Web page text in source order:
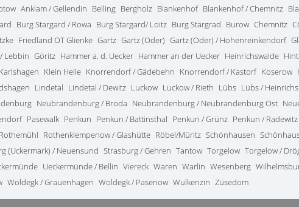
Anklam / Gellendin Belling Bergholz Blankenhof Blankenhof / Chemnitz
Burg Stargard / Rowa Burg Stargard/ Loitz Burg Stargrad Burow Chemnitz
Friedland OT Glienke Gartz Gartz (Oder) Gartz (Oder) / Hohenreinkendorf
Lebbin Göritz Hammer a. d. Uecker Hammer an der Uecker Heinrichswalde
Karlshagen Klein Helle Knorrendorf / Gädebehn Knorrendorf / Kastorf Koserow
Lindetal Lindetal / Dewitz Luckow Luckow / Rieth Lübs Lübs /
Neubrandenburg / Broda Neubrandenburg / Neubrandenburg Ost
Pasewalk Penkun Penkun / Battinsthal Penkun / Grünz Penkun / Radewitz
Rothemühl Rothenklempenow / Glashütte Röbel/Müritz Schönhausen
(Uckermark) / Neuensund Strasburg / Gehren Tantow Torgelow Torgelow /
Ueckermünde / Bellin Viereck Waren Warlin Wesenberg
Woldegk / Grauenhagen Woldegk / Pasenow Wulkenzin Züsedom